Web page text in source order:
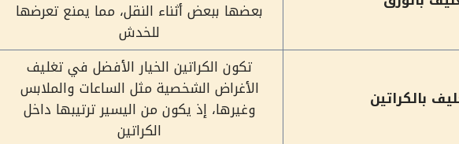
بعضها ببعض أثناء النقل، مما يمنع تعرضها
للخدش
بالكراتين
تكون الكراتين الخيار الأفضل في تغليف
الأغراض الشخصية مثل الساعات والملابس
وغيرها، إذ يكون من اليسير ترتيبها داخل
الكراتين